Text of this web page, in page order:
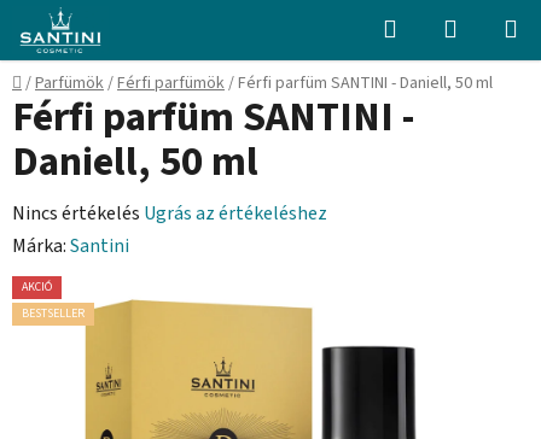
fő
tartalomhoz
Keresés KOSÁR
Kezdőlap
/Parfümök/Férfi parfümök/Férfi parfüm SANTINI - Daniell, 50 ml
Férfi parfüm SANTINI -
Daniell, 50 ml
A
termék
átlagos
értékelése
Nincs értékelés Ugrás az értékeléshez
Márka:Santini
AKCIÓ
BESTSELLER